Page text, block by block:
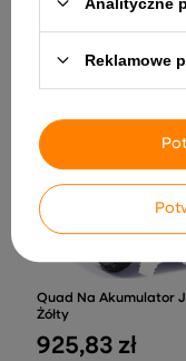
Auto na akumulator
914,55 zł
Quad Na Akumulator
Żółty
925,83 zł
Reklamowe